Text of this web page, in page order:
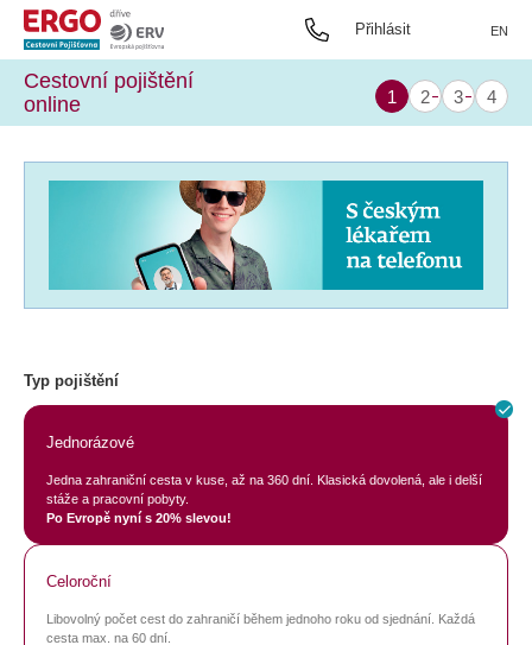
Přihlásit EN
Cestovní pojištění
online
Typ pojištění
Jednorázové
Jedna zahraniční cesta v kuse, až na 360 dní. Klasická dovolená, ale i delší
stáže a pracovní pobyty.
Po Evropě nyní s 20% slevou!
Celoroční
Libovolný počet cest do zahraničí během jednoho roku od sjednání. Každá
cesta max. na 60 dní.